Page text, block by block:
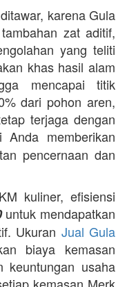
karena Gula
zat aditif,
yang teliti
khas hasil alam
mencapai titik
dari pohon aren,
terjaga dengan
Anda memberikan
pencernaan dan
kuliner, efisiensi
untuk mendapatkan
Ukuran Jual Gula
biaya kemasan
keuntungan usaha